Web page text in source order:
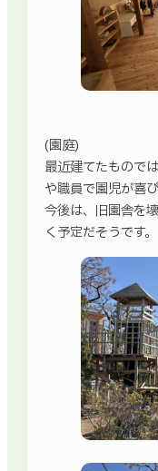
(園庭)
最近建てたもので
や職員で園児が喜
今後は、旧園舎を
く予定だそうです。